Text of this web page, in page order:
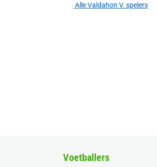
Alle Valdahon V. spelers
Voetballers